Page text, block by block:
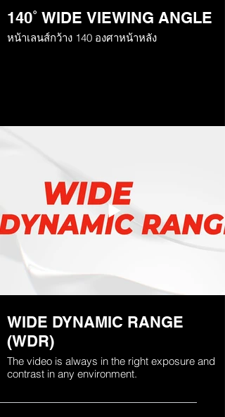
140˚ WIDE VIEWING ANGLE
หน้าเลนส์กว้าง 140 องศาหน้าหลัง
WIDE DYNAMIC RANGE
(WDR)
The video is always in the right exposure and
contrast in any environment.